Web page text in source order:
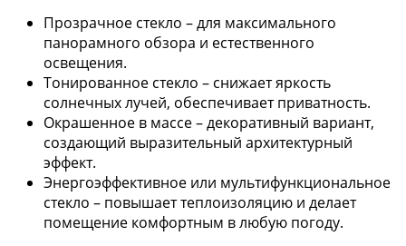
Прозрачное стекло – для максимального
панорамного обзора и естественного
освещения.
Тонированное стекло – снижает яркость
солнечных лучей, обеспечивает приватность.
Окрашенное в массе – декоративный вариант,
создающий выразительный архитектурный
эффект.
Энергоэффективное или мультифункциональное
стекло – повышает теплоизоляцию и делает
помещение комфортным в любую погоду.